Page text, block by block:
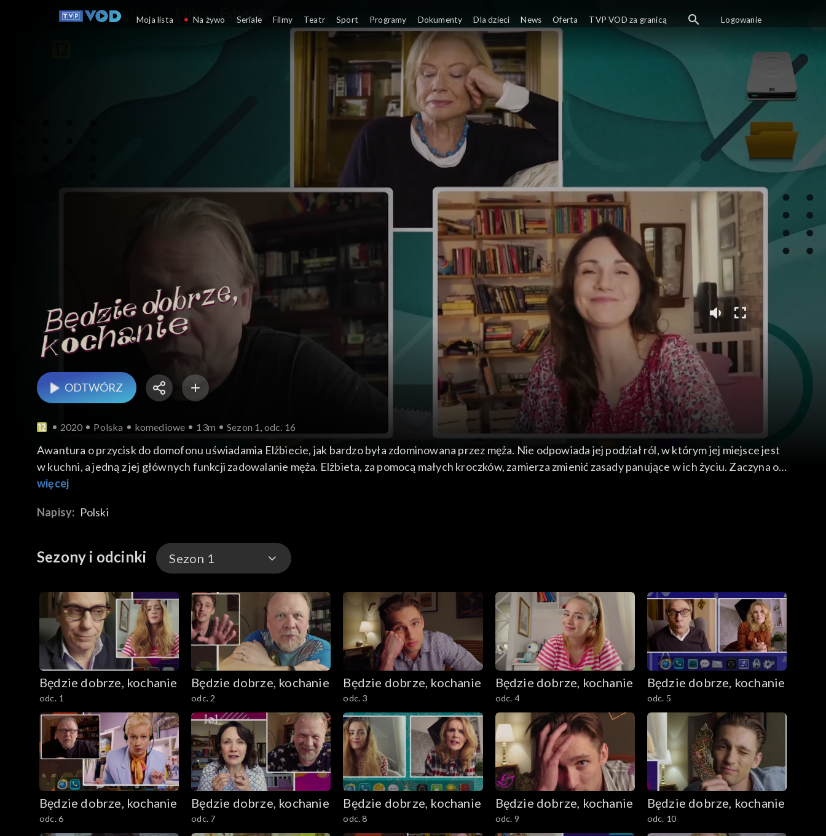
ODTWÓRZ
2020 Polska komediowe 13m Sezon 1, odc. 16
Awantura o przycisk do domofonu uświadamia Elżbiecie, jak bardzo była zdominowana przez męża. Nie odpowiada jej podział ról, w którym jej miejsce jest
w kuchni, a jedną z jej głównych funkcji zadowalanie męża. Elżbieta, za pomocą małych kroczków, zamierza zmienić zasady panujące w ich życiu. Zaczyna od
nieprzyrządzania mężowi porannej kawy, kolejnym krokiem jest upieczenie sernika zamiast szarlotki. Zygmunt zamierza dać odpór nowej postawie żony.
więcej
Napisy: Polski
Sezony i odcinki Sezon 1
Sezon 1
Będzie dobrze, kochanie
odc. 1
Będzie dobrze, kochanie
odc. 2
Będzie dobrze, kochanie
odc. 3
Będzie dobrze, kochanie
odc. 4
Będzie dobrze, kochanie
odc. 5
Będzie dobrze, kochanie
odc. 6
Będzie dobrze, kochanie
odc. 7
Będzie dobrze, kochanie
odc. 8
Będzie dobrze, kochanie
odc. 9
Będzie dobrze, kochanie
odc. 10
Moja lista Na żywo Seriale Filmy Teatr Sport Programy Dokumenty Dla dzieci News Oferta TVP VOD za granicą Logowanie